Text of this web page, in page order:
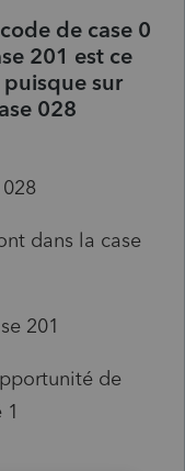
de case 0
201 est ce
sur
028
dans la case
201
de
1